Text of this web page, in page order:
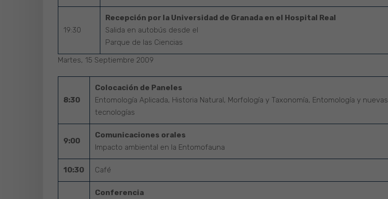
19:30
Recepción por la Universidad de Granada en el Hospital Real
Salida en autobús desde el
Parque de las Ciencias
Martes, 15 Septiembre 2009
8:30
Colocación de Paneles
Entomología Aplicada, Historia Natural, Morfología y Taxonomía, Entomología y nuevas
tecnologías
9:00
Comunicaciones orales
Impacto ambiental en la Entomofauna
10:30 Café
Conferencia